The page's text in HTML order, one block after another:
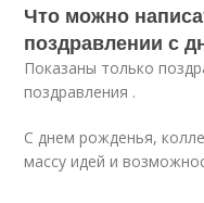
Что можно
поздравлении с
Показаны только
поздравления .
С днем рожденья,
массу идей и